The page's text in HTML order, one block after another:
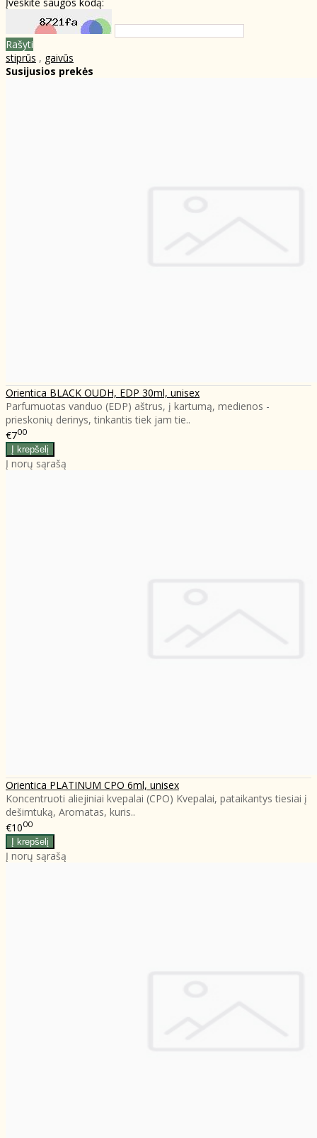
Įveskite saugos kodą:
Rašyti
stiprūs , gaivūs
Susijusios prekės
Orientica BLACK OUDH, EDP 30ml, unisex
Parfumuotas vanduo (EDP) aštrus, į kartumą, medienos -
prieskonių derinys, tinkantis tiek jam tie..
€700
Į norų sąrašą
Orientica PLATINUM CPO 6ml, unisex
Koncentruoti aliejiniai kvepalai (CPO) Kvepalai, pataikantys tiesiai į
dešimtuką, Aromatas, kuris..
€1000
Į norų sąrašą